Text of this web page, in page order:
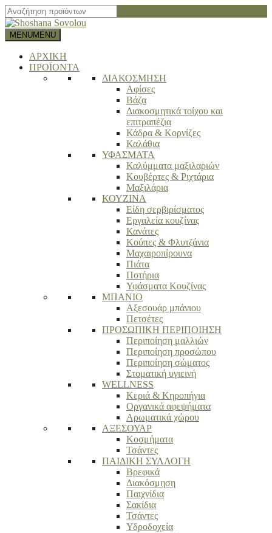
MENUMENU
ΑΡΧΙΚΗ
ΠΡΟΪΟΝΤΑ
ΔΙΑΚΟΣΜΗΣΗ
Αφίσες
Βάζα
Διακοσμητικά τοίχου και
επιτραπέζια
Κάδρα & Κορνίζες
Καλάθια
ΥΦΑΣΜΑΤΑ
Καλύμματα μαξιλαριών
Κουβέρτες & Ριχτάρια
Μαξιλάρια
ΚΟΥΖΙΝΑ
Είδη σερβιρίσματος
Εργαλεία κουζίνας
Κανάτες
Κούπες & Φλυτζάνια
Μαχαιροπίρουνα
Πιάτα
Ποτήρια
Υφάσματα Κουζίνας
ΜΠΑΝΙΟ
Αξεσουάρ μπάνιου
Πετσέτες
ΠΡΟΣΩΠΙΚΗ ΠΕΡΙΠΟΙΗΣΗ
Περιποίηση μαλλιών
Περιποίηση προσώπου
Περιποίηση σώματος
Στοματική υγιεινή
WELLNESS
Κεριά & Κηροπήγια
Οργανικά αφεψήματα
Αρωματικά χώρου
ΑΞΕΣΟΥΑΡ
Κοσμήματα
Τσάντες
ΠΑΙΔΙΚΗ ΣΥΛΛΟΓΗ
Βρεφικά
Διακόσμηση
Παιχνίδια
Σακίδια
Τσάντες
Υδροδοχεία